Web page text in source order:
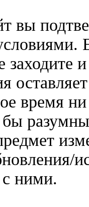
вы
заходите
время
с ними.